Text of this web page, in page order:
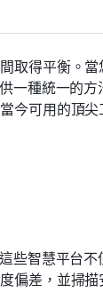
取得平衡。
一種統一的
今可用的頂
些智慧平台
偏差，並掃